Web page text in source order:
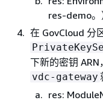
res-demo。
在 GovCloud 分
下新的密钥
vdc-gateway
res: